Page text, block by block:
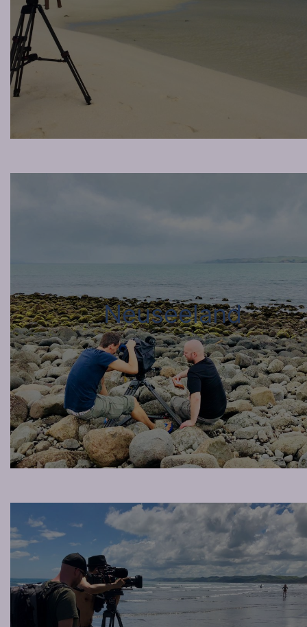
Neuseeland